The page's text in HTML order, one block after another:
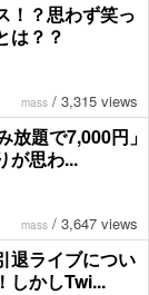
！？思わず笑っ
は？？
mass / 3,315 views
放題で7,000円」
が思わ...
mass / 3,647 views
退ライブについ
しかしTwi...